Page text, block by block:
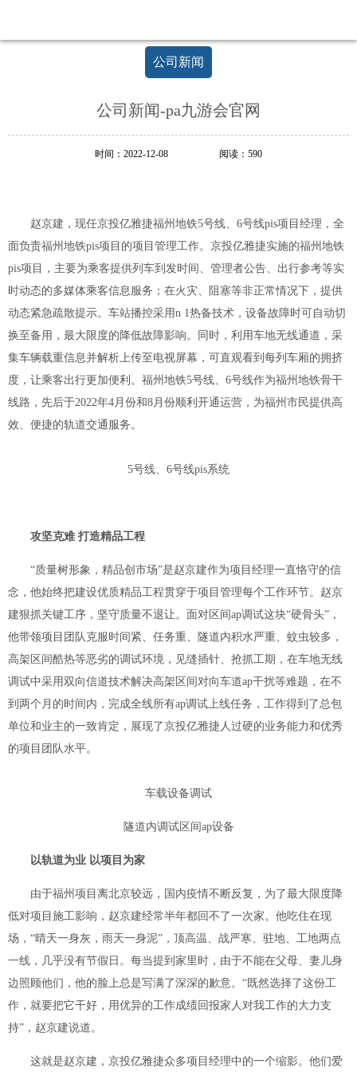
起
点，
开
新
公司新闻
公司新闻-pa九游会官网
时间：2022-12-08 阅读：590
赵京建，现任京投亿雅捷福州地铁5号线、6号线pis项目经理，全
面负责福州地铁pis项目的项目管理工作。京投亿雅捷实施的福州地铁
pis项目，主要为乘客提供列车到发时间、管理者公告、出行参考等实
时动态的多媒体乘客信息服务；在火灾、阻塞等非正常情况下，提供
动态紧急疏散提示。车站播控采用n 1热备技术，设备故障时可自动切
换至备用，最大限度的降低故障影响。同时，利用车地无线通道，采
集车辆载重信息并解析上传至电视屏幕，可直观看到每列车厢的拥挤
度，让乘客出行更加便利。福州地铁5号线、6号线作为福州地铁骨干
线路，先后于2022年4月份和8月份顺利开通运营，为福州市民提供高
效、便捷的轨道交通服务。
5号线、6号线pis系统
攻坚克难 打造精品工程
“质量树形象，精品创市场”是赵京建作为项目经理一直恪守的信
念，他始终把建设优质精品工程贯穿于项目管理每个工作环节。赵京
建狠抓关键工序，坚守质量不退让。面对区间ap调试这块“硬骨头”，
他带领项目团队克服时间紧、任务重、隧道内积水严重、蚊虫较多，
高架区间酷热等恶劣的调试环境，见缝插针、抢抓工期，在车地无线
调试中采用双向信道技术解决高架区间对向车道ap干扰等难题，在不
到两个月的时间内，完成全线所有ap调试上线任务，工作得到了总包
单位和业主的一致肯定，展现了京投亿雅捷人过硬的业务能力和优秀
的项目团队水平。
车载设备调试
隧道内调试区间ap设备
以轨道为业 以项目为家
由于福州项目离北京较远，国内疫情不断反复，为了最大限度降
低对项目施工影响，赵京建经常半年都回不了一次家。他吃住在现
场，“晴天一身灰，雨天一身泥”，顶高温、战严寒、驻地、工地两点
一线，几乎没有节假日。每当提到家里时，由于不能在父母、妻儿身
边照顾他们，他的脸上总是写满了深深的歉意。“既然选择了这份工
作，就要把它干好，用优异的工作成绩回报家人对我工作的大力支
持”，赵京建说道。
这就是赵京建，京投亿雅捷众多项目经理中的一个缩影。他们爱